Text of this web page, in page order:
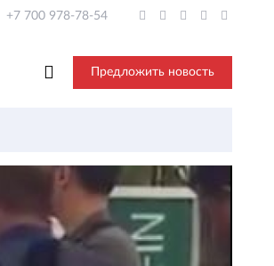
+7 700 978-78-54
Предложить новость